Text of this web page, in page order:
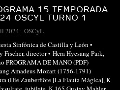
15 TEMPORADA
OSCYL TURNO 1
2024 -OSCyL
Sinfónica de Castilla y León •
Fischer, director • Hera Hyesang Park,
PROGRAMA DE MANO (PDF)
Amadeus Mozart (1756-1791)
(Die Zauberflöte [La Flauta Mágica], K